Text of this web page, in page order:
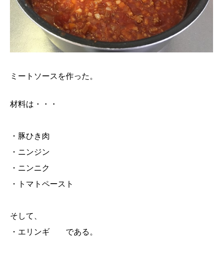
ミートソースを作った。
材料は・・・
・豚ひき肉
・ニンジン
・ニンニク
・トマトペースト
そして、
・エリンギ である。